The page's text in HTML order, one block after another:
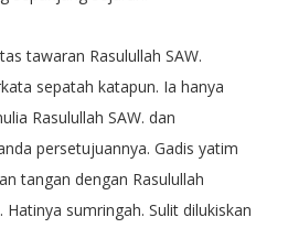
tawaran Rasulullah SAW.
sepatah katapun. Ia hanya
Rasulullah SAW. dan
persetujuannya. Gadis yatim
tangan dengan Rasulullah
sumringah. Sulit dilukiskan